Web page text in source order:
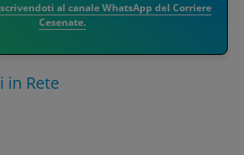
al canale WhatsApp del Corriere
Cesenate.